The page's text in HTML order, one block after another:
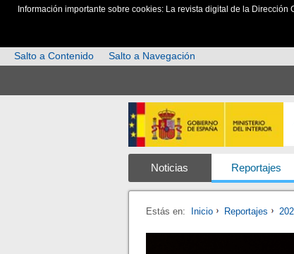
Información importante sobre cookies: La revista digital de la
Salto a Contenido
Salto a Navegación
Noticias Reportajes
Estás en: Inicio Reportajes